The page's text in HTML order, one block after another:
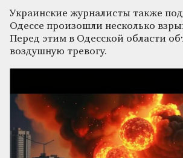
Украинские журналисты также
Одессе произошли несколько
Перед этим в Одесской области
воздушную тревогу.